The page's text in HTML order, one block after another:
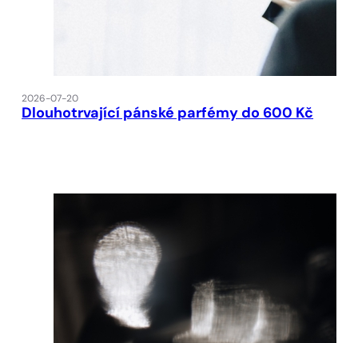
2026-07-20
Dlouhotrvající pánské parfémy do 600 Kč